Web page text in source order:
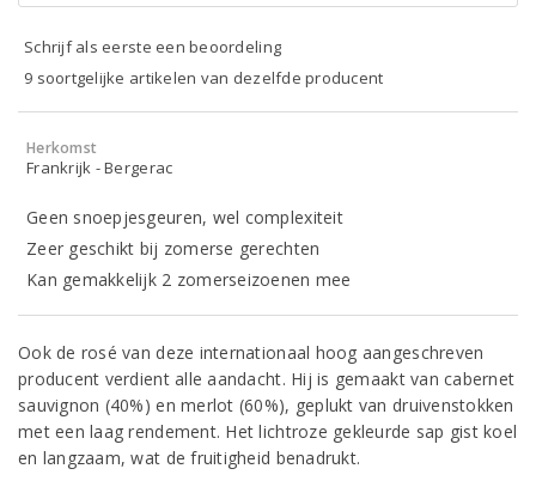
Schrijf als eerste een beoordeling
9 soortgelijke artikelen van dezelfde producent
Herkomst
Frankrijk - Bergerac
Geen snoepjesgeuren, wel complexiteit
Zeer geschikt bij zomerse gerechten
Kan gemakkelijk 2 zomerseizoenen mee
Ook de rosé van deze internationaal hoog aangeschreven
producent verdient alle aandacht. Hij is gemaakt van cabernet
sauvignon (40%) en merlot (60%), geplukt van druivenstokken
met een laag rendement. Het lichtroze gekleurde sap gist koel
en langzaam, wat de fruitigheid benadrukt.